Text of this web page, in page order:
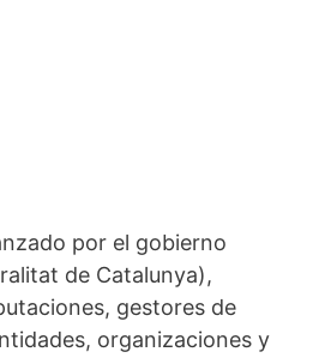
por el gobierno
de Catalunya),
gestores de
organizaciones y